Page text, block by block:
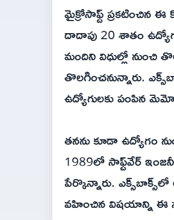
మైక్రోసాఫ్ట్ ప్రకటించిన
దాదాపు 20 శాతం
మందిని విధుల్లో నుంచి
తొలగించనున్నారు.
ఉద్యోగులకు పంపిన
తనను కూడా ఉద్యోగం
1989లో సాఫ్ట్‌వేర్
పేర్కొన్నారు.
వహించిన విషయాన్ని ఈ